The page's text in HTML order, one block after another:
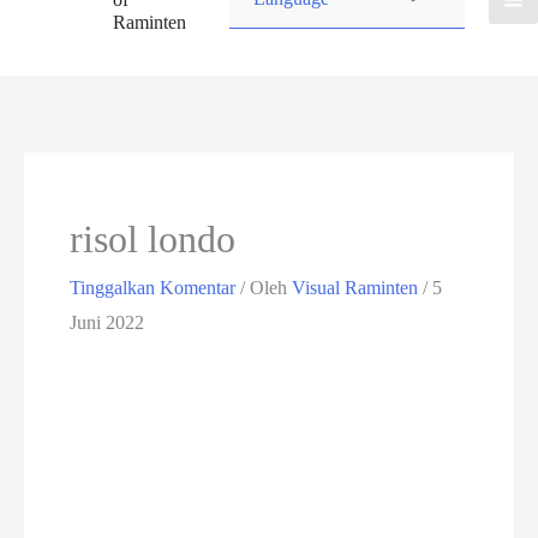
Raminten
risol londo
Tinggalkan Komentar / OlehVisual Raminten/ 5
Juni 2022